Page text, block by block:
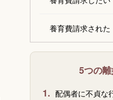
養育費請求された
5つの
1. 配偶者に不貞な